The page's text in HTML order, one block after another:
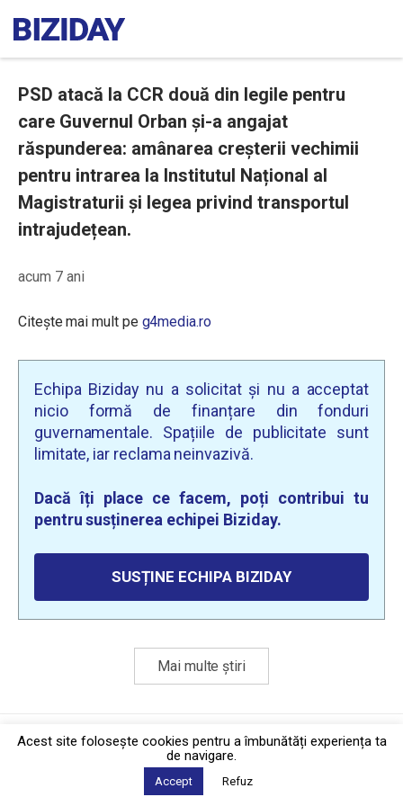
PSD atacă la CCR două din legile pentru
care Guvernul Orban și-a angajat
răspunderea: amânarea creșterii vechimii
pentru intrarea la Institutul Național al
Magistraturii și legea privind transportul
intrajudețean.
acum 7 ani
Citește mai mult pe g4media.ro
Echipa Biziday nu a solicitat și nu a acceptat
nicio formă de finanțare din fonduri
guvernamentale. Spațiile de publicitate sunt
limitate, iar reclama neinvazivă.
Dacă îți place ce facem, poți contribui tu
pentru susținerea echipei Biziday.
SUSȚINE ECHIPA BIZIDAY
Mai multe știri
Politica de confidențialitate·Contact
2026 © Biziday
Acest site foloseşte cookies pentru a îmbunătăți experiența ta
de navigare.
Accept Refuz